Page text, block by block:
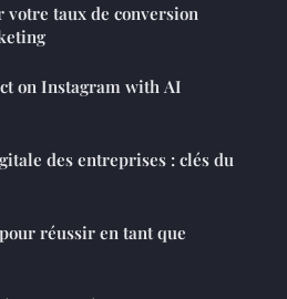
taux de conversion
on Instagram with AI
des entreprises : clés du
réussir en tant que